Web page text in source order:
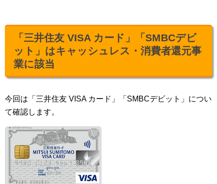
「三井住友 VISA カード」「SMBCデビ
ット」はキャッシュレス・消費者還元事
業に該当
今回は「三井住友 VISA カード」「SMBCデビット」につい
て確認します。